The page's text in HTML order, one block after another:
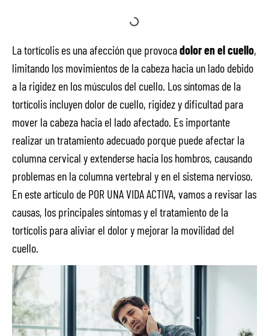
La tortícolis es una afección que provocadolor en el cuello,
limitando los movimientos de la cabeza hacia un lado debido
a la rigidez en los músculos del cuello. Los síntomas de la
tortícolis incluyen dolor de cuello, rigidez y dificultad para
mover la cabeza hacia el lado afectado. Es importante
realizar un tratamiento adecuado porque puede afectar la
columna cervical y extenderse hacia los hombros, causando
problemas en la columna vertebral y en el sistema nervioso.
En este artículo de POR UNA VIDA ACTIVA, vamos a revisar las
causas, los principales síntomas y el tratamiento de la
tortícolis para aliviar el dolor y mejorar la movilidad del
cuello.